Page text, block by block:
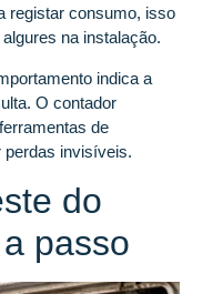
registar consumo, isso
na instalação.
indica a
O contador
de
perdas invisíveis.
do
passo